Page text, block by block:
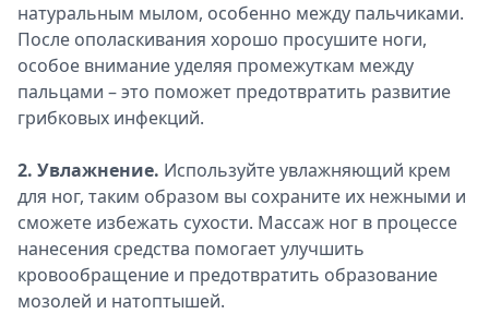
натуральным мылом, особенно между пальчиками.
После ополаскивания хорошо просушите ноги,
особое внимание уделяя промежуткам между
пальцами – это поможет предотвратить развитие
грибковых инфекций.
2. Увлажнение. Используйте увлажняющий крем
для ног, таким образом вы сохраните их нежными и
сможете избежать сухости. Массаж ног в процессе
нанесения средства помогает улучшить
кровообращение и предотвратить образование
мозолей и натоптышей.